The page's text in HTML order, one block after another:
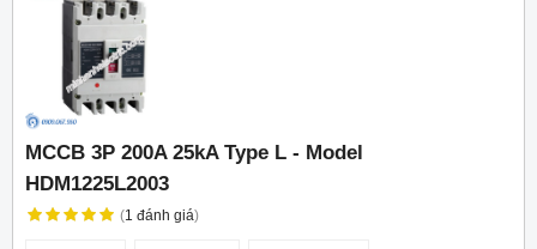
MCCB 3P 200A 25kA Type L - Model
HDM1225L2003
(1 đánh giá)